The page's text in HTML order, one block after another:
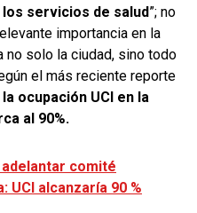
servicios de salud”; no
importancia en la
no solo la ciudad, sino todo
el más reciente reporte
la ocupación UCI en la
al 90%.
comité
UCI alcanzaría 90 %